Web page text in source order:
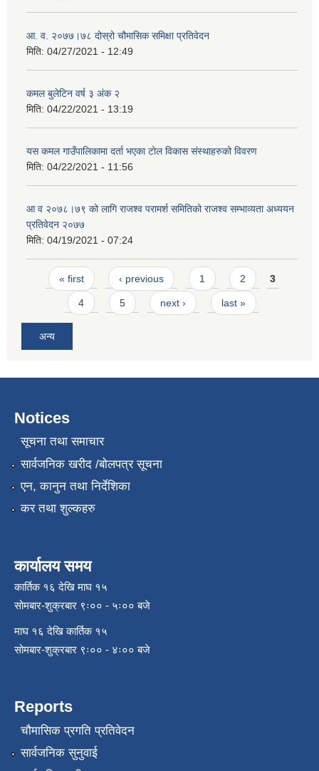
आ. व. २०७७।७८ दोस्रो चौमासिक समिक्षा प्रतिवेदन
मिति: 04/27/2021 - 12:49
कमल बुलेटिन वर्ष ३ अंक २
मिति: 04/22/2021 - 13:19
यस कमल गाउँपालिकामा दर्ता भएका टोल विकास संस्थाहरुको विवरण
मिति: 04/22/2021 - 11:56
आ व २०७८।७९ को लागि राजश्व परामर्श समितिको राजश्व सम्भाव्यता अध्ययन
प्रतिवेदन २०७७
मिति: 04/19/2021 - 07:24
Pages
« first ‹ previous 1 2 3
4 5 next › last »
अन्य
Notices
सूचना तथा समाचार
सार्वजनिक खरीद /बोलपत्र सूचना
एन, कानुन तथा निर्देशिका
कर तथा शुल्कहरु
कार्यालय समय
कार्तिक १६ देखि माघ १५
सोमबार-शुक्रबार ९ः०० - ५ः०० बजे
माघ १६ देखि कार्तिक १५
सोमबार-शुक्रबार ९ः०० - ४ः०० बजे
Reports
चौमासिक प्रगति प्रतिवेदन
सार्वजनिक सुनुवाई